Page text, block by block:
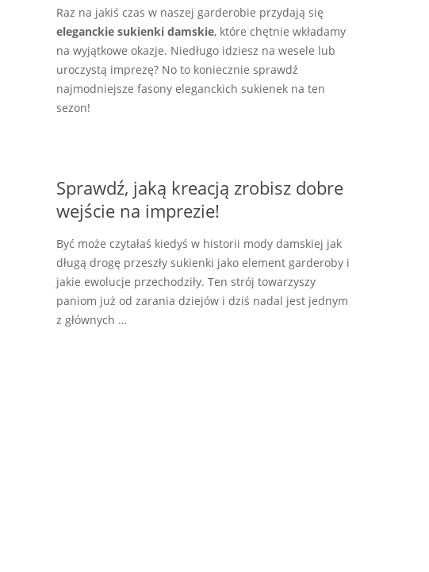
Raz na jakiś czas w naszej garderobie przydają się
eleganckie sukienki damskie, które chętnie wkładamy
na wyjątkowe okazje. Niedługo idziesz na wesele lub
uroczystą imprezę? No to koniecznie sprawdź
najmodniejsze fasony eleganckich sukienek na ten
sezon!
Sprawdź, jaką kreacją zrobisz dobre
wejście na imprezie!
Być może czytałaś kiedyś w historii mody damskiej jak
długą drogę przeszły sukienki jako element garderoby i
jakie ewolucje przechodziły. Ten strój towarzyszy
paniom już od zarania dziejów i dziś nadal jest jednym
z głównych …